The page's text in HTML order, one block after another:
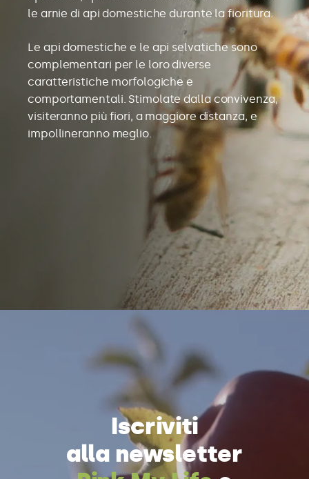
le arnie di api domestiche durante la fioritura.
Le api domestiche e le api selvatiche sono
complementari per le loro diverse
caratteristiche morfologiche e
comportamentali. Stimolate dalla convivenza,
visiteranno più fiori, a maggiore distanza, e
impollineranno meglio.
Iscriviti
alla newsletter